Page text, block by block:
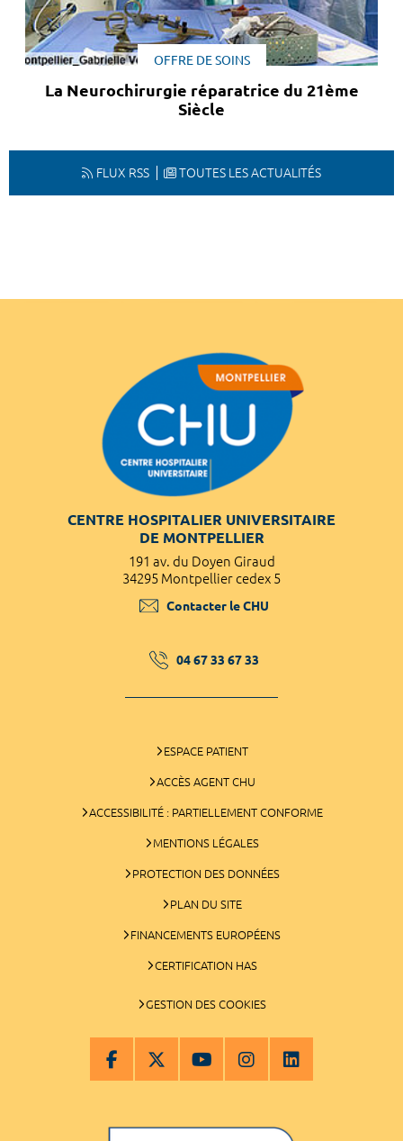
OFFRE DE SOINS
La Neurochirurgie réparatrice du 21ème
Siècle
FLUX RSS TOUTES LES ACTUALITÉS
CENTRE HOSPITALIER UNIVERSITAIRE
DE MONTPELLIER
191 av. du Doyen Giraud
34295 Montpellier cedex 5
Contacter le CHU
04 67 33 67 33
ESPACE PATIENT
ACCÈS AGENT CHU
ACCESSIBILITÉ : PARTIELLEMENT CONFORME
MENTIONS LÉGALES
PROTECTION DES DONNÉES
PLAN DU SITE
FINANCEMENTS EUROPÉENS
CERTIFICATION HAS
GESTION DES COOKIES